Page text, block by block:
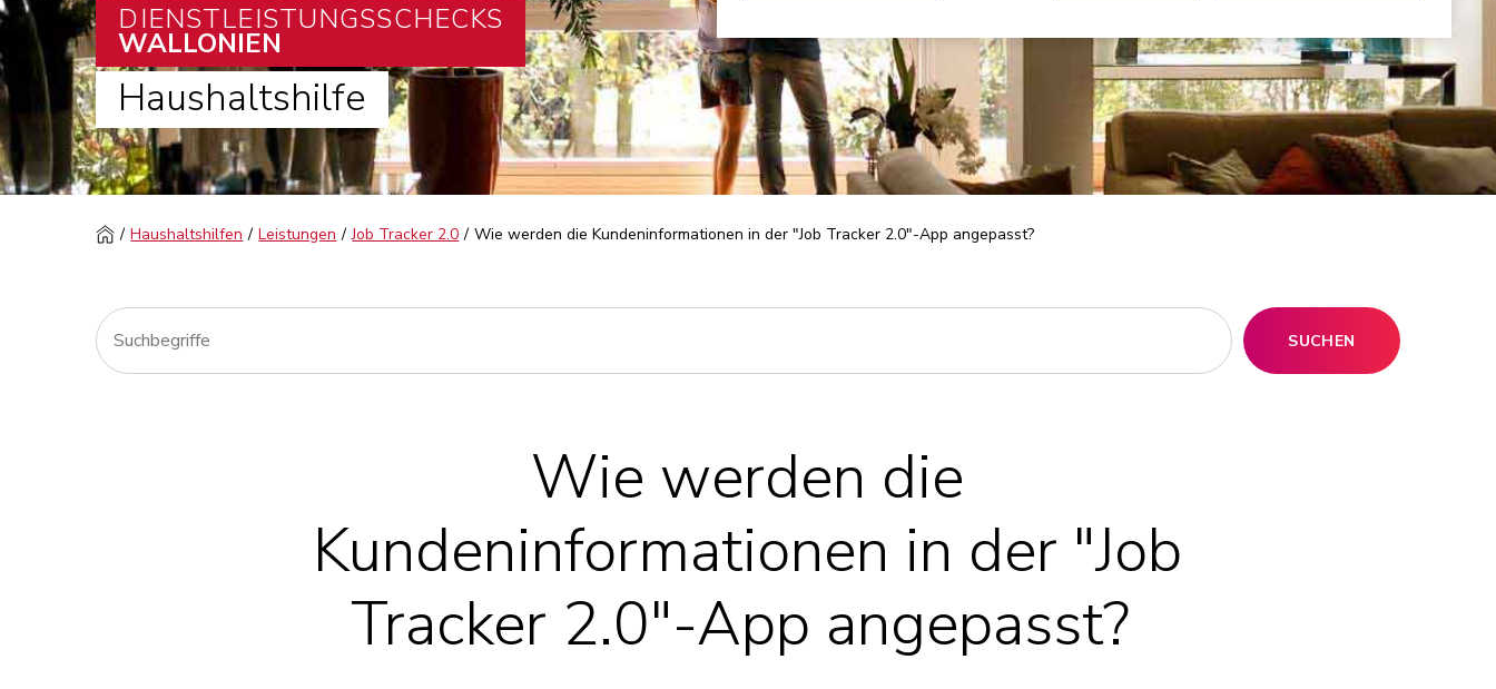
DIENSTLEISTUNGSSCHECKS
WALLONIEN
Haushaltshilfe
Haushaltshilfen Leistungen Job Tracker 2.0 Wie werden die Kundeninformationen in der "Job Tracker 2.0"-App angepasst?
SUCHEN
Wie werden die
Kundeninformationen in der "Job
Tracker 2.0"-App angepasst?